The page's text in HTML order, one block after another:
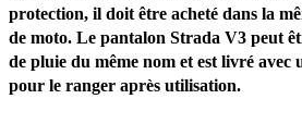
protection, il doit être acheté dans la
de moto. Le pantalon Strada V3 peut
de pluie du même nom et est livré avec
pour le ranger après utilisation.